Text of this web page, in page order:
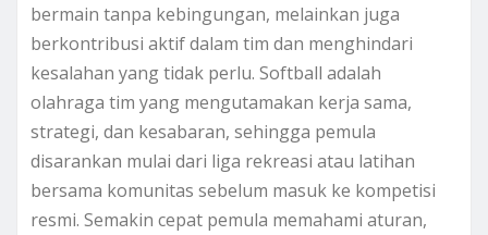
bermain tanpa kebingungan, melainkan juga
berkontribusi aktif dalam tim dan menghindari
kesalahan yang tidak perlu. Softball adalah
olahraga tim yang mengutamakan kerja sama,
strategi, dan kesabaran, sehingga pemula
disarankan mulai dari liga rekreasi atau latihan
bersama komunitas sebelum masuk ke kompetisi
resmi. Semakin cepat pemula memahami aturan,